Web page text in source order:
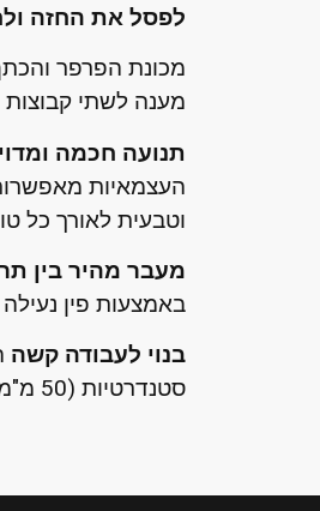
לפסל את החזה
מענה לשתי קבוצות
תנועה חכמה
וטבעית לאורך כל
מעבר מהיר בין
באמצעות פין
בנוי לעבודה קשה
סטנדרטיות (50 מ"מ) ומסוגל לשאת עומסים כבדים במיוחד, מה שהופך אותו למתאים גם למתאמנים חזקים מאוד.